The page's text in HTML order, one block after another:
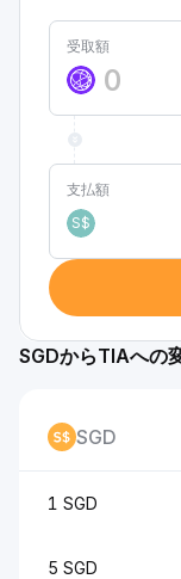
受取額
支払額
S$
SGDからTIAへの
SGD
1 SGD
5 SGD